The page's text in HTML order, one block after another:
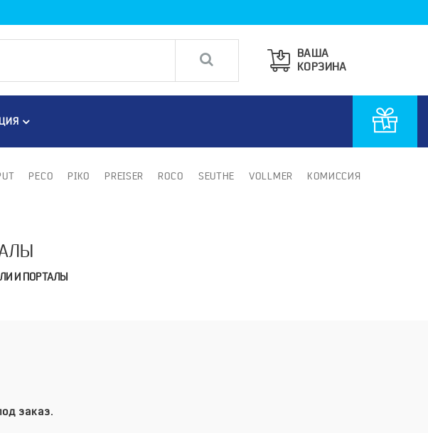
ВАША
КОРЗИНА
PECO PIKO PREISER ROCO SEUTHE VOLLMER КОМИССИЯ
И ПОРТАЛЫ
заказ.